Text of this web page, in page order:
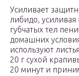
Усиливает
либидо,
губчатых тел
домашних
используют
20 г сухой
20 минут и